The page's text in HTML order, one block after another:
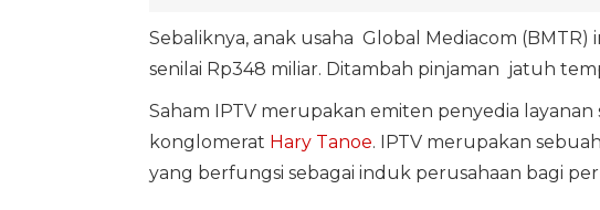
Sebaliknya, anak usaha Global Mediacom
senilai Rp348 miliar. Ditambah pinjaman jatuh
Saham IPTV merupakan emiten penyedia
konglomerat Hary Tanoe. IPTV merupakan
yang berfungsi sebagai induk perusahaan bagi